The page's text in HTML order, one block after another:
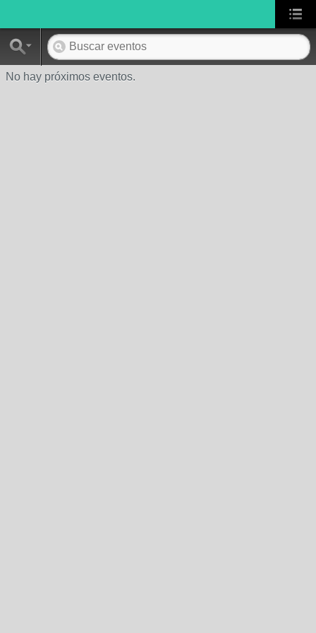
No hay próximos eventos.